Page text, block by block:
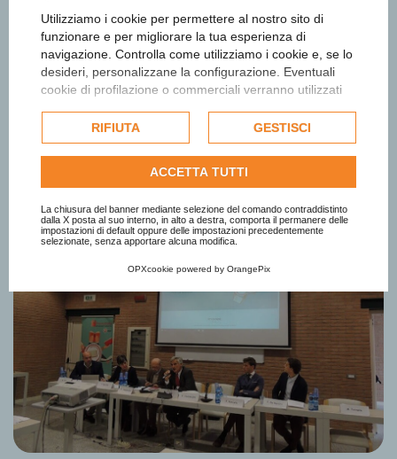
Utilizziamo i cookie per permettere al nostro sito di
funzionare e per migliorare la tua esperienza di
navigazione. Controlla come utilizziamo i cookie e, se lo
desideri, personalizzane la configurazione. Eventuali
cookie di profilazione o commerciali verranno utilizzati
dell'utente e, se consentito, potrebbero essere utilizzati
per personalizzare gli annunci pubblicitari. Per ulteriori
informazioni su come Google utilizza i dati raccolti,
politica sulla privacy di Google
Consulta l'informativa cookie completa.
RIFIUTA GESTISCI
ACCETTA TUTTI
La chiusura del banner mediante selezione del comando contraddistinto
dalla X posta al suo interno, in alto a destra, comporta il permanere delle
impostazioni di default oppure delle impostazioni precedentemente
selezionate, senza apportare alcuna modifica.
OPXcookie powered by OrangePix